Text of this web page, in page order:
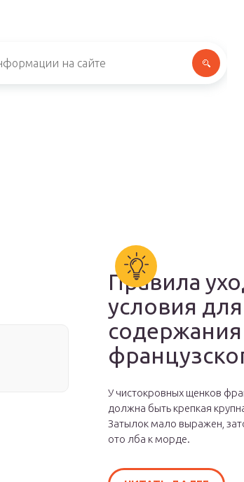
Правила
условия для
содержания
У чистокровных щенков
должна быть крепкая
Затылок мало выражен,
ото лба к морде.